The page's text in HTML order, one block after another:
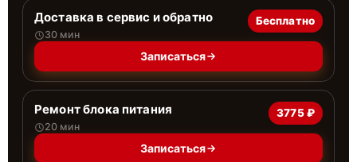
Доставка в сервис и обратно
30 мин
Бесплатно
Записаться
Ремонт блока питания
20 мин
3775 ₽
Записаться